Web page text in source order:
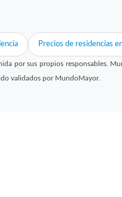
Precios de residencias
por sus propios responsables.
validados por MundoMayor.